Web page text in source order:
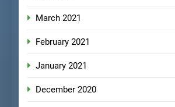
March 2021
February 2021
January 2021
December 2020